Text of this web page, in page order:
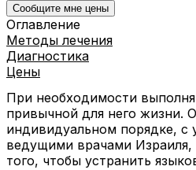
Сообщите мне цены
Оглавление
Методы лечения
Диагностика
Цены
При необходимости
привычной для него жизни.
индивидуальном порядке, с
ведущими врачами Израиля,
того, чтобы устранить